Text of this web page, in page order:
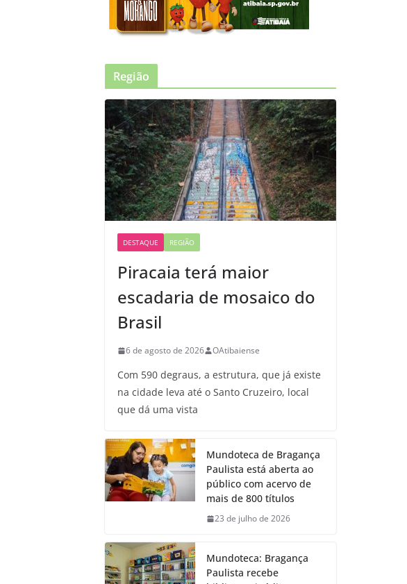
Região
DESTAQUE REGIÃO
Piracaia terá maior
escadaria de mosaico do
Brasil
6 de agosto de 2026 OAtibaiense
Com 590 degraus, a estrutura, que já existe
na cidade leva até o Santo Cruzeiro, local
que dá uma vista
Mundoteca de Bragança
Paulista está aberta ao
público com acervo de
mais de 800 títulos
23 de julho de 2026
Mundoteca: Bragança
Paulista recebe